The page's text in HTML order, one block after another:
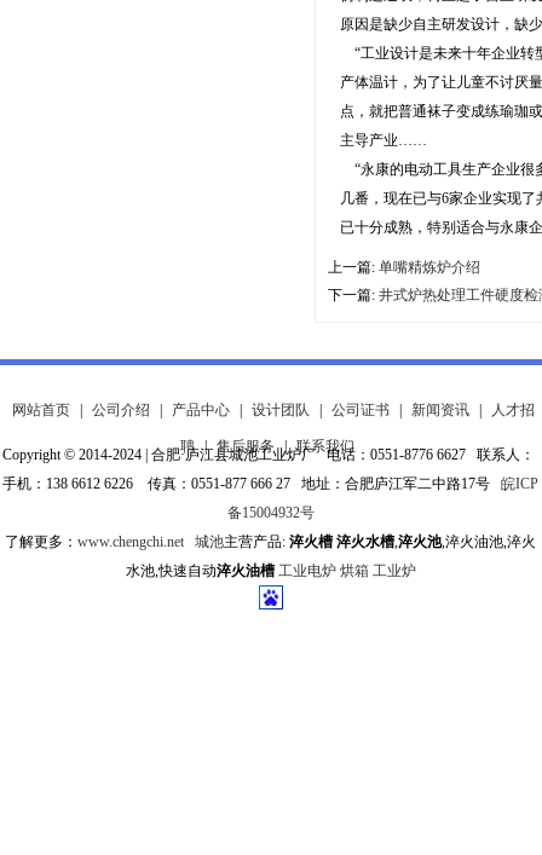
原因是缺少自主研发设计，缺
“工业设计是未来十年企业转
产体温计，为了让儿童不讨厌
点，就把普通袜子变成练瑜珈
主导产业……
“永康的电动工具生产企业很
几番，现在已与6家企业实现
已十分成熟，特别适合与永康
上一篇: 单嘴精炼炉介绍
下一篇: 井式炉热处理工件硬度检
网站首页 公司介绍 产品中心 设计团队 公司证书 新闻资讯 人才招
聘 | 售后服务 | 联系我们
Copyright © 2014-2024 | 合肥·庐江县城池工业炉厂 电话：0551-8776 6627 联系人：
手机：138 6612 6226 传真：0551-877 666 27 地址：合肥庐江军二中路17号皖ICP
备15004932号
了解更多：www.chengchi.net 城池主营产品:淬火槽 淬火水槽,淬火池,淬火油池,淬火
水池,快速自动淬火油槽 工业电炉 烘箱 工业炉